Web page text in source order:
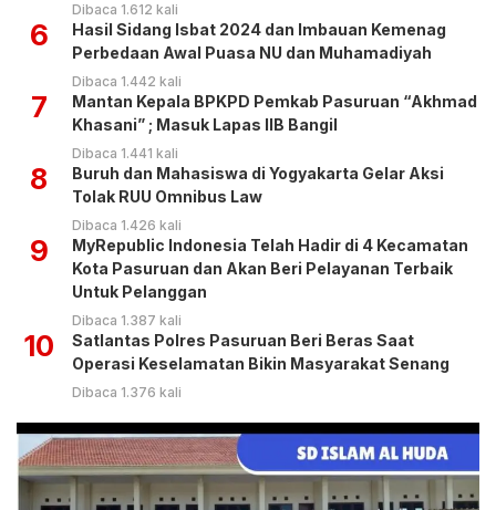
Dibaca 1.612 kali
6
Hasil Sidang Isbat 2024 dan Imbauan Kemenag
Perbedaan Awal Puasa NU dan Muhamadiyah
Dibaca 1.442 kali
7
Mantan Kepala BPKPD Pemkab Pasuruan “Akhmad
Khasani” ; Masuk Lapas IIB Bangil
Dibaca 1.441 kali
8
Buruh dan Mahasiswa di Yogyakarta Gelar Aksi
Tolak RUU Omnibus Law
Dibaca 1.426 kali
9
MyRepublic Indonesia Telah Hadir di 4 Kecamatan
Kota Pasuruan dan Akan Beri Pelayanan Terbaik
Untuk Pelanggan
Dibaca 1.387 kali
10
Satlantas Polres Pasuruan Beri Beras Saat
Operasi Keselamatan Bikin Masyarakat Senang
Dibaca 1.376 kali